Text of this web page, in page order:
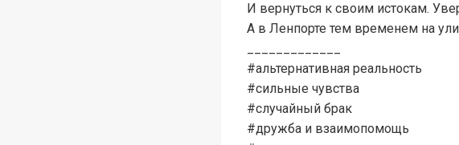
И вернуться к своим истокам.
А в Ленпорте тем временем на
#альтернативная реальность
#сильные чувства
#случайный брак
#дружба и взаимопомощь